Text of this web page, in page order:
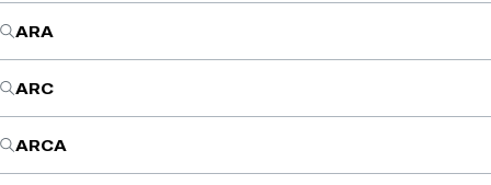
ARA
ARC
ARCA